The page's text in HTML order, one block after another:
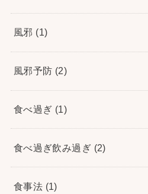
風邪 (1)
風邪予防 (2)
食べ過ぎ (1)
食べ過ぎ飲み過ぎ (2)
食事法 (1)